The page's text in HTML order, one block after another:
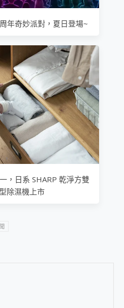
年奇妙派對，夏日登場~
，日系 SHARP 乾淨方雙
除濕機上市